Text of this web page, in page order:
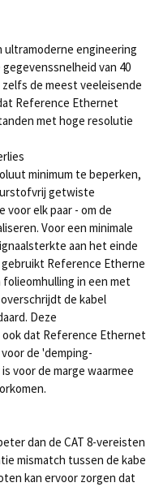
ultramoderne engineering
van 40
de meest veeleisende
Reference Ethernet
met hoge resolutie
minimum te beperken,
getwiste
elk paar - om de
Voor een minimale
aan het einde
Reference
folieomhulling in een met
de kabel
Deze
dat Reference Ethernet
de 'demping-
voor de marge waarmee
dan de CAT 8-vereisten
mismatch tussen de
kan ervoor zorgen dat